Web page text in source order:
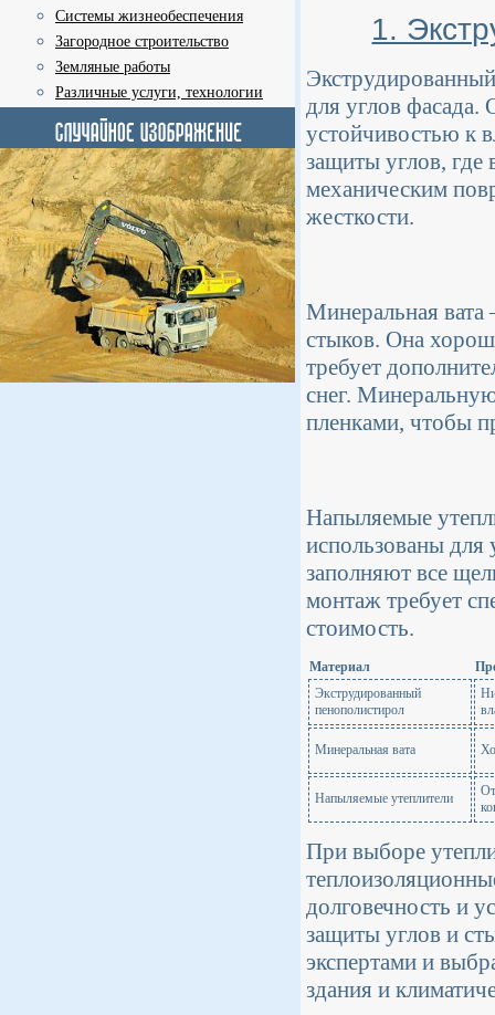
Системы жизнеобеспечения
Загородное строительство
Земляные работы
Различные услуги, технологии
1.
для углов фасада.
устойчивостью к
защиты углов, где
механическим
жесткости.
Минеральная вата
стыков. Она
требует
снег.
пленками, чтобы
Напыляемые
использованы
заполняют все
монтаж требует
стоимость.
Материал
Экструдированный
пенополистирол
Минеральная вата
Напыляемые утеплители
При выборе
долговечность и
защиты углов и
экспертами и
здания и